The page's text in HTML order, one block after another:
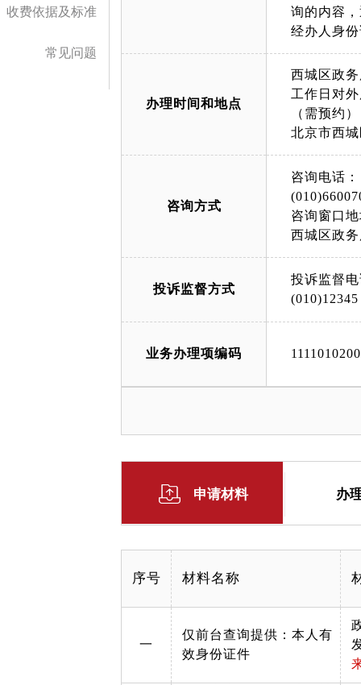
收费依据及标准
常见问题
询的内容
经办人身
办理时间和地点
西城区政
工作日对
（需预约）
北京市西
咨询方式
咨询电话：
咨询窗口
西城区政
投诉监督方式
投诉监督
(010)12345
业务办理项编码
申请材料 办
序号 材料名称
一
仅前台查询提供：本人有
效身份证件